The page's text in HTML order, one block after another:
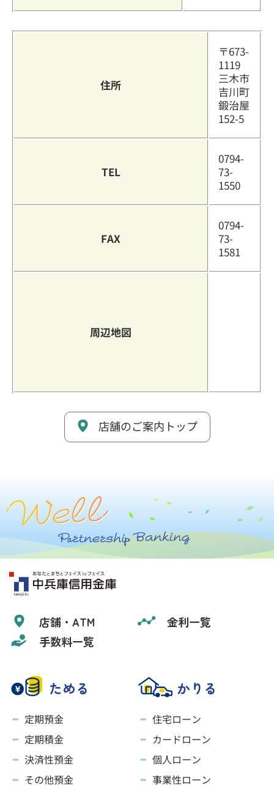
住所
〒673-
1119
三木市
吉川町
鍛治屋
152-5
TEL
0794-
73-
1550
FAX
0794-
73-
1581
周辺地図
店舗のご案内トップ
店舗・ATM
金利一覧
手数料一覧
ためる
定期預金
定期積金
決済性預金
その他預金
かりる
住宅ローン
カードローン
個人ローン
事業性ローン